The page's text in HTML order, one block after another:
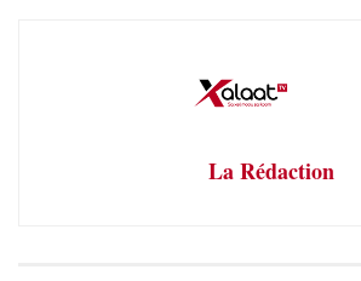
La Rédaction